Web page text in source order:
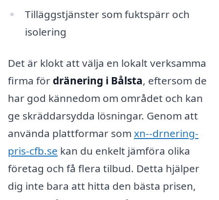
Tilläggstjänster som fuktspärr och
isolering
Det är klokt att välja en lokalt verksamma
firma för dränering i Bålsta, eftersom de
har god kännedom om området och kan
ge skräddarsydda lösningar. Genom att
använda plattformar som xn--drnering-
pris-cfb.se kan du enkelt jämföra olika
företag och få flera tilbud. Detta hjälper
dig inte bara att hitta den bästa prisen,